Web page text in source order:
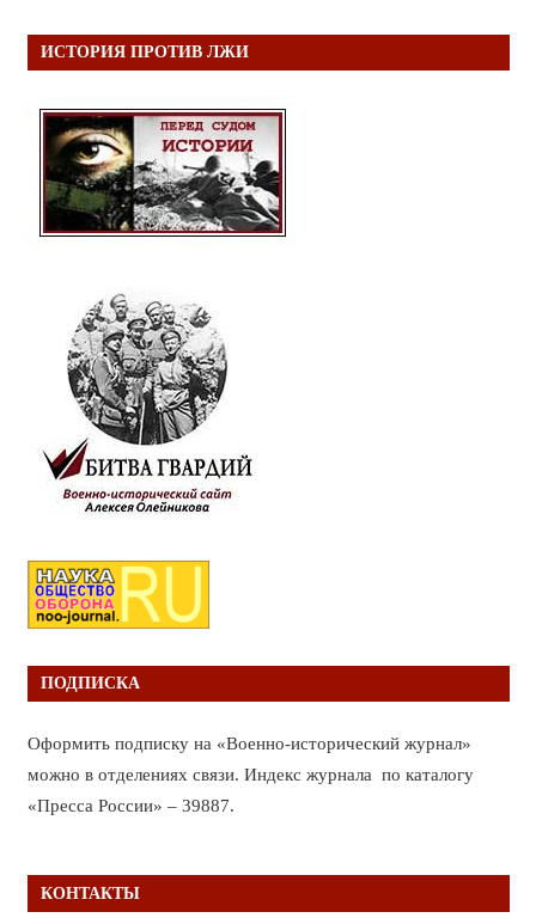
ИСТОРИЯ ПРОТИВ ЛЖИ
ПОДПИСКА
Оформить подписку на «Военно-исторический журнал»
можно в отделениях связи. Индекс журнала по каталогу
«Пресса России» – 39887.
КОНТАКТЫ